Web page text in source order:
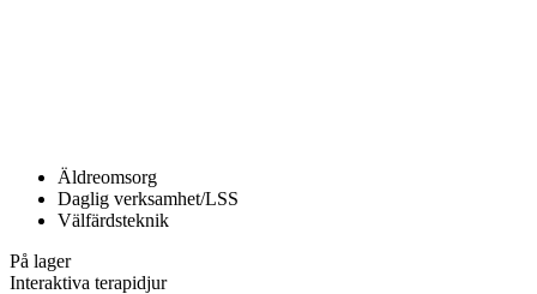
Äldreomsorg
Daglig verksamhet/LSS
Välfärdsteknik
På lager
Interaktiva terapidjur